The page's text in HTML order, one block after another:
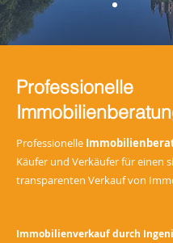
Professionelle
Professionelle
Käufer und Verkäufer für einen
transparenten Verkauf von
Immobilienverkauf durch